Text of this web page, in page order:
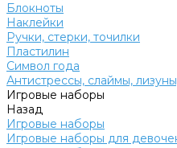
Блокноты
Наклейки
Ручки, стерки, точилки
Пластилин
Символ года
Антистрессы, слаймы,
Игровые наборы
Назад
Игровые наборы
Игровые наборы для